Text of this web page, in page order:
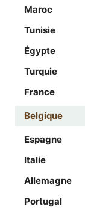
Maroc
Tunisie
Égypte
Turquie
France
Belgique
Espagne
Italie
Allemagne
Portugal